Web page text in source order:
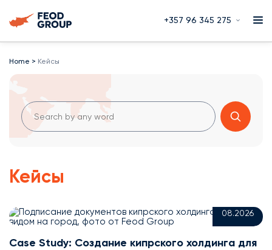
+357 96 345 275
Home > Кейсы
Искать:
Кейсы
08.2026
Case Study: Создание кипрского холдинга для